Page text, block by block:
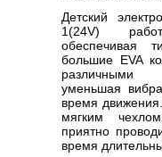
Детский
1(24V)
обеспечивая
большие EVA
различными
уменьшая
время
мягким
приятно
время